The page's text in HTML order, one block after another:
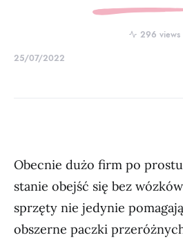
296 views
25/07/2022
Obecnie dużo firm po prostu
stanie obejść się bez
sprzęty nie jedynie
obszerne paczki